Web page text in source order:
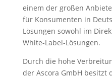
einem der großen
für Konsumenten in
Lösungen sowohl im
White-Label-Lösungen.
Durch die hohe
der Ascora GmbH besitzt